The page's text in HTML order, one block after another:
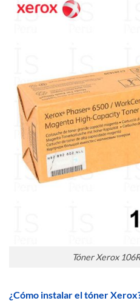
Tóner Xerox
¿Cómo instalar el tóner